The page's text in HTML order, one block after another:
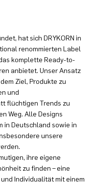
hat sich DRYKORN in
renommierten Label
komplette Ready-to-
anbietet. Unser Ansatz
Ziel, Produkte zu
und
flüchtigen Trends zu
Weg. Alle Designs
in Deutschland sowie in
unsere
ihre eigene
zu finden – eine
Individualität mit einem